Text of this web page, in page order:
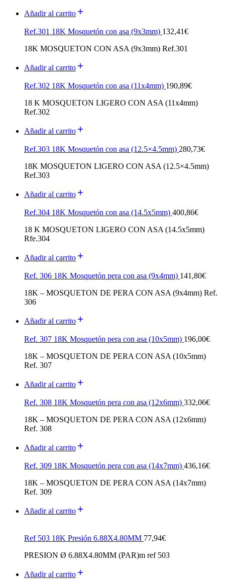
Añadir al carrito
Ref.301 18K Mosquetón con asa (9x3mm) 132,41€
18K MOSQUETON CON ASA (9x3mm) Ref.301
Añadir al carrito
Ref.302 18K Mosquetón con asa (11x4mm) 190,89€
18 K MOSQUETON LIGERO CON ASA (11x4mm)
Ref.302
Añadir al carrito
Ref.303 18K Mosquetón con asa (12.5×4.5mm) 280,73€
18K MOSQUETON LIGERO CON ASA (12.5×4.5mm)
Ref.303
Añadir al carrito
Ref.304 18K Mosquetón con asa (14.5x5mm) 400,86€
18 K MOSQUETON LIGERO CON ASA (14.5x5mm)
Rfe.304
Añadir al carrito
Ref. 306 18K Mosquetón pera con asa (9x4mm) 141,80€
18K – MOSQUETON DE PERA CON ASA (9x4mm) Ref.
306
Añadir al carrito
Ref. 307 18K Mosquetón pera con asa (10x5mm) 196,00€
18K – MOSQUETON DE PERA CON ASA (10x5mm)
Ref. 307
Añadir al carrito
Ref. 308 18K Mosquetón pera con asa (12x6mm) 332,06€
18K – MOSQUETON DE PERA CON ASA (12x6mm)
Ref. 308
Añadir al carrito
Ref. 309 18K Mosquetón pera con asa (14x7mm) 436,16€
18K – MOSQUETON DE PERA CON ASA (14x7mm)
Ref. 309
Añadir al carrito
Ref 503 18K Presión 6.88X4.80MM 77,94€
PRESION Ø 6.88X4.80MM (PAR)m ref 503
Añadir al carrito